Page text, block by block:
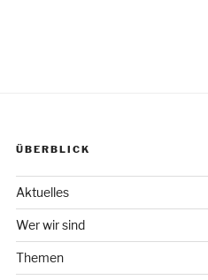
ÜBERBLICK
Aktuelles
Wer wir sind
Themen